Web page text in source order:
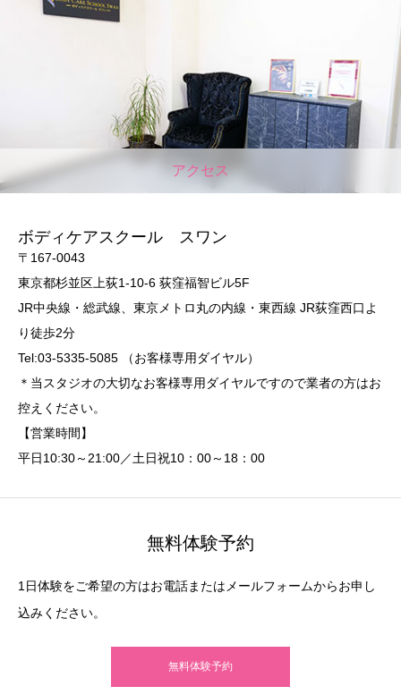
アクセス
ボディケアスクール スワン
〒167-0043
東京都杉並区上荻1-10-6 荻窪福智ビル5F
JR中央線・総武線、東京メトロ丸の内線・東西線 JR荻窪西口よ
り徒歩2分
Tel:03-5335-5085 （お客様専用ダイヤル）
＊当スタジオの大切なお客様専用ダイヤルですので業者の方はお
控えください。
【営業時間】
平日10:30～21:00／土日祝10：00～18：00
無料体験予約
1日体験をご希望の方はお電話またはメールフォームからお申し
込みください。
無料体験予約